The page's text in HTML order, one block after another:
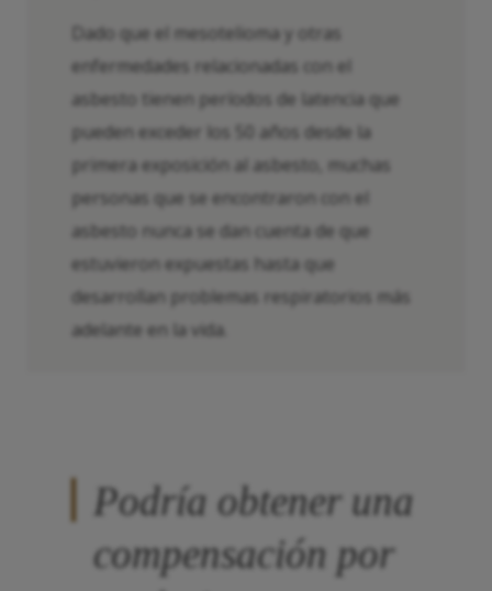
Dado que el mesotelioma y otras
enfermedades relacionadas con el
asbesto tienen períodos de latencia que
pueden exceder los 50 años desde la
primera exposición al asbesto, muchas
personas que se encontraron con el
asbesto nunca se dan cuenta de que
estuvieron expuestas hasta que
desarrollan problemas respiratorios más
adelante en la vida.
Podría obtener una
compensación por